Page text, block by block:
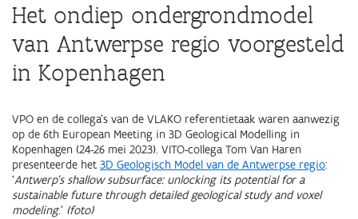
Het ondiep ondergrondmodel
van Antwerpse regio voorgesteld
in Kopenhagen
VPO en de collega’s van de VLAKO referentietaak waren aanwezig
op de 6th European Meeting in 3D Geological Modelling in
Kopenhagen (24-26 mei 2023). VITO-collega Tom Van Haren
presenteerde het3D Geologisch Model van de Antwerpse regio:
‘Antwerp’s shallow subsurface: unlocking its potential for a
sustainable future through detailed geological study and voxel
modeling.’ (foto)